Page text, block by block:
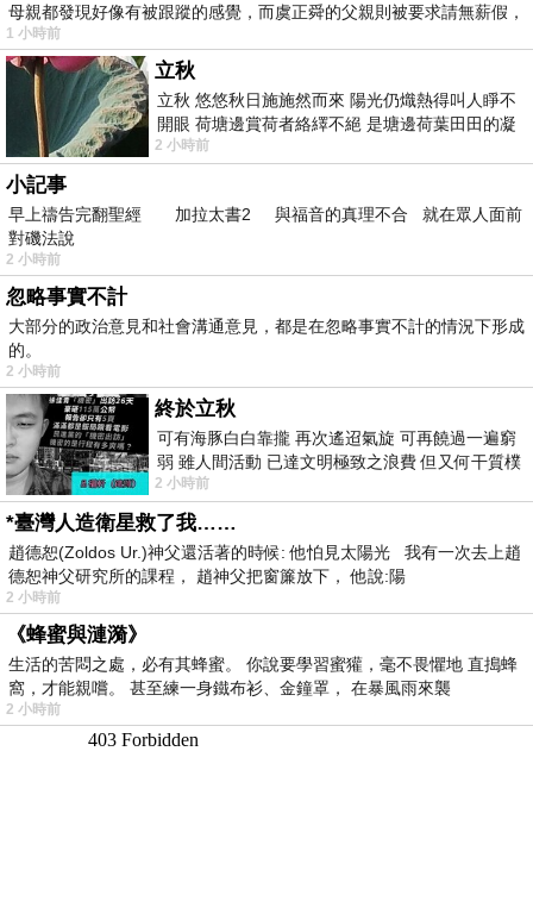
母親都發現好像有被跟蹤的感覺，而虞正舜的父親則被要求請無薪假，
1 小時前
立秋
立秋 悠悠秋日施施然而來 陽光仍熾熱得叫人睜不
開眼 荷塘邊賞荷者絡繹不絕 是塘邊荷葉田田的凝
望 風中飄逸的是映日荷花別樣紅
2 小時前
小記事
早上禱告完翻聖經 加拉太書2 與福音的真理不合 就在眾人面前
對磯法說
2 小時前
忽略事實不計
大部分的政治意見和社會溝通意見，都是在忽略事實不計的情況下形成
的。
2 小時前
終於立秋
可有海豚白白靠攏 再次遙迢氣旋 可再饒過一遍窮
弱 雖人間活動 已達文明極致之浪費 但又何干質樸
者 只能白白陪葬
2 小時前
*臺灣人造衛星救了我……
趙德恕(Zoldos Ur.)神父還活著的時候: 他怕見太陽光 我有一次去上趙
德恕神父研究所的課程， 趙神父把窗簾放下， 他說:陽
2 小時前
《蜂蜜與漣漪》
生活的苦悶之處，必有其蜂蜜。 你說要學習蜜獾，毫不畏懼地 直搗蜂
窩，才能親嚐。 甚至練一身鐵布衫、金鐘罩， 在暴風雨來襲
2 小時前